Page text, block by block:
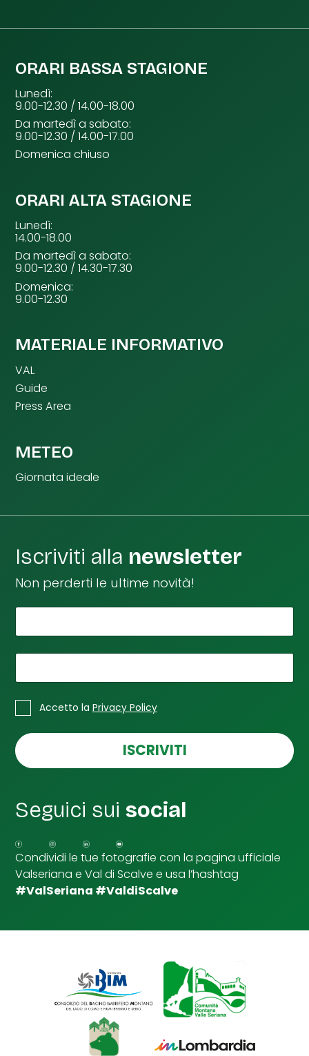
ORARI BASSA STAGIONE
Lunedì:
9.00-12.30 / 14.00-18.00
Da martedì a sabato:
9.00-12.30 / 14.00-17.00
Domenica chiuso
ORARI ALTA STAGIONE
Lunedì:
14.00-18.00
Da martedì a sabato:
9.00-12.30 / 14.30-17.30
Domenica:
9.00-12.30
MATERIALE INFORMATIVO
VAL
Guide
Press Area
METEO
Giornata ideale
Iscriviti alla newsletter
Non perderti le ultime novità!
i
L
*
C
a
e
l
i
u
n
t
a
* Accetto la Privacy Policy
ISCRIVITI
Seguici suisocial
Condividi le tue fotografie con la pagina ufficiale
Valseriana e Val di Scalve e usa l’hashtag
#ValSeriana #ValdiScalve